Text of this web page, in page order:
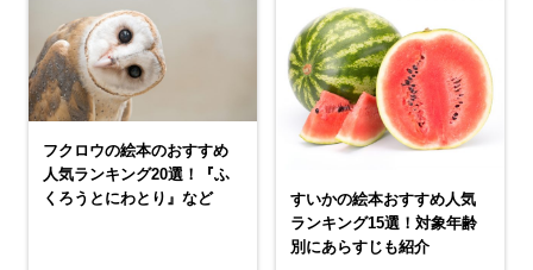
フクロウの絵本のおすすめ
人気ランキング20選！『ふ
くろうとにわとり』など
すいかの絵本おすすめ人気
ランキング15選！対象年齢
別にあらすじも紹介